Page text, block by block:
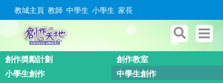
教城主頁 教師 中學生 小學生 家長
創作奬勵計劃
創作教室
小學生創作
中學生創作